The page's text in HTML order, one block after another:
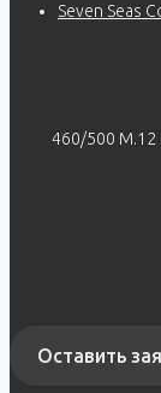
Seven Seas
460/500 M.12
Оставить